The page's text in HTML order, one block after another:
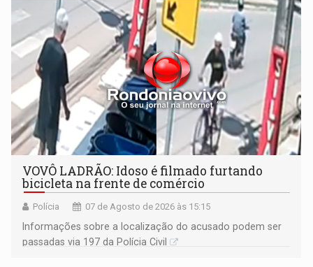
VOVÔ LADRÃO: Idoso é filmado furtando
bicicleta na frente de comércio
Polícia 07 de Agosto de 2026 às 15:15
Informações sobre a localização do acusado podem ser
passadas via 197 da Polícia Civil